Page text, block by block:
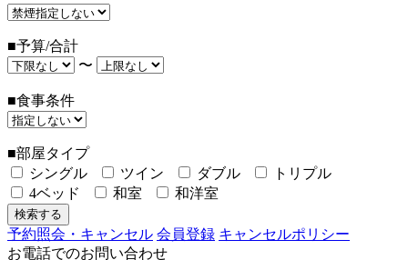
■予算/合計
〜
■食事条件
■部屋タイプ
シングル
ツイン ダブル
トリプル
4ベッド
和室 和洋室
予約照会・キャンセル 会員登録 キャンセルポリシー
お電話でのお問い合わせ